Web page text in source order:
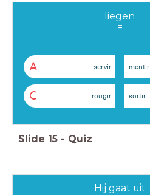
liegen
=
A servir mentir
C rougir sortir
Slide 15 - Quiz
Hij gaat uit